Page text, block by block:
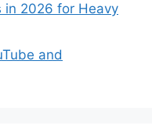
in 2026 for Heavy
and